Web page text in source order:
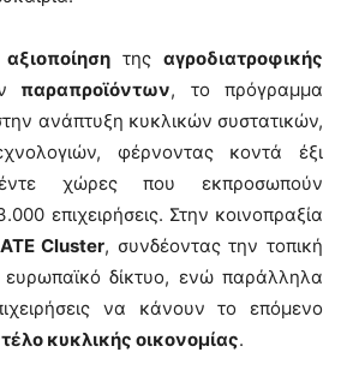
αξιοποίηση της αγροδιατροφικής
παραπροϊόντων, το πρόγραμμα
ανάπτυξη κυκλικών συστατικών,
φέρνοντας κοντά έξι
χώρες που εκπροσωπούν
επιχειρήσεις. Στην κοινοπραξία
ATE Cluster, συνδέοντας την τοπική
δίκτυο, ενώ παράλληλα
να κάνουν το επόμενο
κυκλικής οικονομίας.